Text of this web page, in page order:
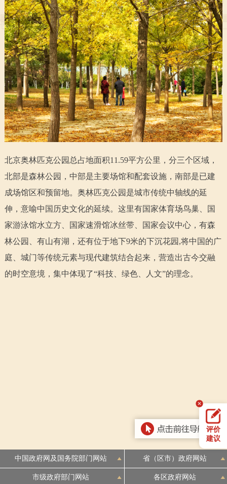
参与调查 在线访谈 图说互动
走进北京
北京概况 十六区概览 人文北京
绿色北京 图说北京 视频北京
多语种
ENGLISH 한국어 日本語
DEUTSCH FRANÇAIS РУССКИЙ ЯЗЫК
ITALIANO
北京奥林匹克公园总占地面积11.59平方公里，分三个区域，
北部是森林公园，中部是主要场馆和配套设施，南部是已建
成场馆区和预留地。奥林匹克公园是城市传统中轴线的延
伸，意喻中国历史文化的延续。这里有国家体育场鸟巢、国
家游泳馆水立方、国家速滑馆冰丝带、国家会议中心，有森
林公园、有山有湖，还有位于地下9米的下沉花园,将中国的广
庭、城门等传统元素与现代建筑结合起来，营造出古今交融
的时空意境，集中体现了“科技、绿色、人文”的理念。
评价
建议
中国政府网及国务院部门网站 省（区市）政府网站
市级政府部门网站 各区政府网站